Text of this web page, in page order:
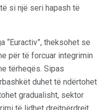
si një seri hapash të
“Euractiv”, theksohet se
për të forcuar integrimin
tërheqës. Sipas
duhet të ndërtohet
gradualisht, sektor
të lidhet drejtpërdrejt